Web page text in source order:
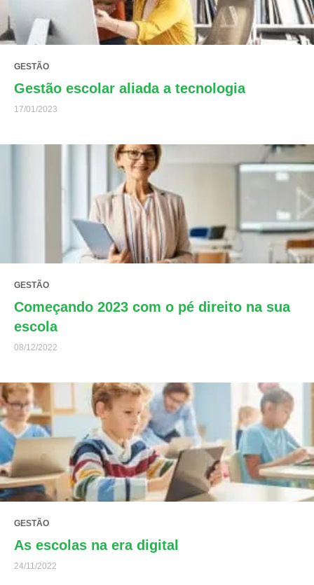
GESTÃO
Gestão escolar aliada a tecnologia
17/01/2023
GESTÃO
Começando 2023 com o pé direito na sua
escola
08/12/2022
GESTÃO
As escolas na era digital
24/11/2022